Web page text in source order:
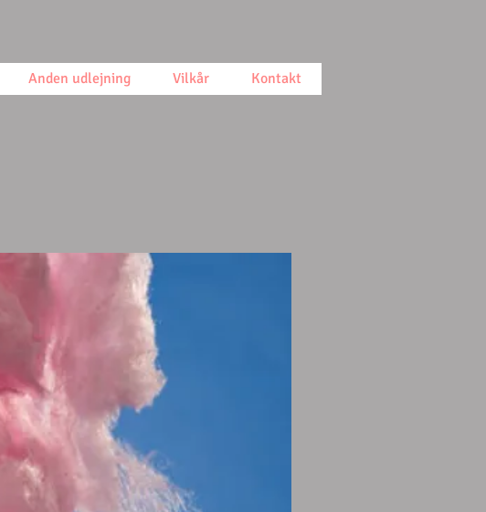
Anden udlejning Vilkår Kontakt